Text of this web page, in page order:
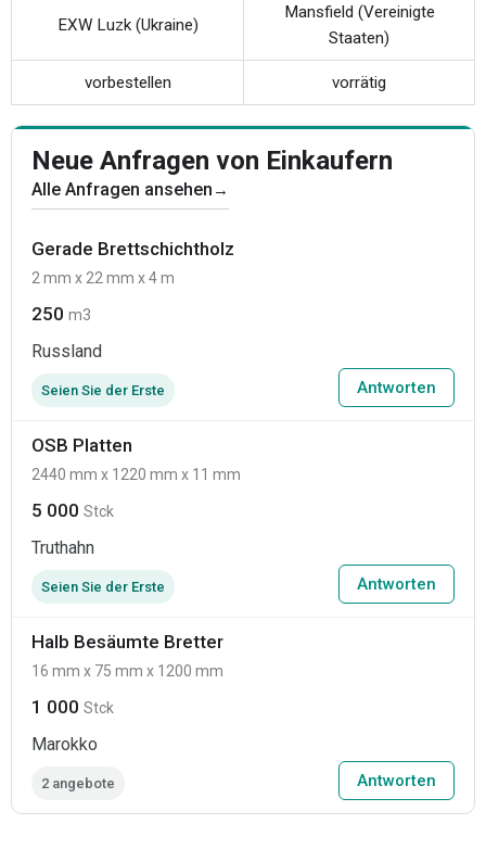
EXW Luzk (Ukraine)
Mansfield (Vereinigte
Staaten)
vorbestellen vorrätig
Neue Anfragen von Einkaufern
Alle Anfragen ansehen →
Gerade Brettschichtholz
2 mm x 22 mm x 4 m
250 m3
Russland
Seien Sie der Erste Antworten
OSB Platten
2440 mm x 1220 mm x 11 mm
5 000 Stck
Truthahn
Seien Sie der Erste Antworten
Halb Besäumte Bretter
16 mm x 75 mm x 1200 mm
1 000 Stck
Marokko
2 angebote Antworten